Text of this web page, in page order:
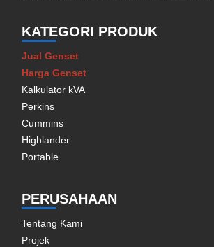
KATEGORI PRODUK
Jual Genset
Harga Genset
Kalkulator kVA
Perkins
Cummins
Highlander
Portable
PERUSAHAAN
Tentang Kami
Projek